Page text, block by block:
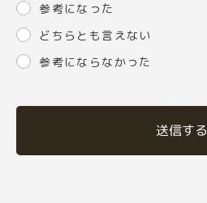
参考になった
どちらとも言えない
参考にならなかった
送信する